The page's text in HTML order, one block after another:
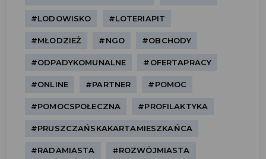
#LODOWISKO #LOTERIAPIT
#MŁODZIEŻ #NGO #OBCHODY
#ODPADYKOMUNALNE #OFERTAPRACY
#ONLINE #PARTNER #POMOC
#POMOCSPOŁECZNA #PROFILAKTYKA
#PRUSZCZAŃSKAKARTAMIESZKAŃCA
#RADAMIASTA #ROZWÓJMIASTA